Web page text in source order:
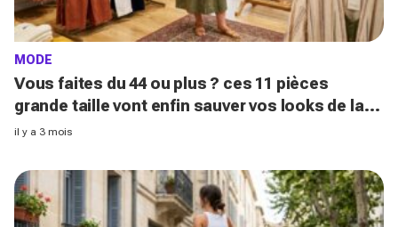
MODE
Vous faites du 44 ou plus ? ces 11 pièces
grande taille vont enfin sauver vos looks de la
canicule de la semaine prochaine
il y a 3 mois